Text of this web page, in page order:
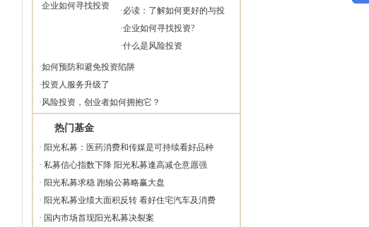
企业如何寻找投资
·必读：了解如何更好的与投
·企业如何寻找投资?
·什么是风险投资
·如何预防和避免投资陷阱
·投资人服务升级了
·风险投资，创业者如何拥抱它？
热门基金
· 阳光私募：医药消费和传媒是可持续看好品种
· 私募信心指数下降 阳光私募逢高减仓意愿强
· 阳光私募求稳 跑输公募略赢大盘
· 阳光私募业绩大面积反转 看好住宅汽车及消费
· 国内市场首现阳光私募决裂案